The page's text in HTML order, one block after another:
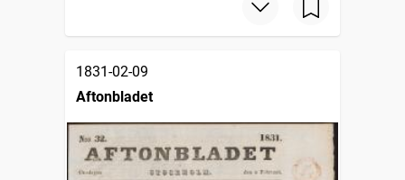
1831-02-09
Aftonbladet